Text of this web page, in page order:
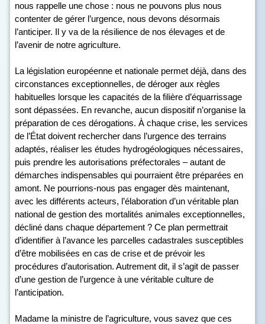
nous rappelle une chose : nous ne pouvons plus nous
contenter de gérer l’urgence, nous devons désormais
l’anticiper. Il y va de la résilience de nos élevages et de
l’avenir de notre agriculture.
La législation européenne et nationale permet déjà, dans des
circonstances exceptionnelles, de déroger aux règles
habituelles lorsque les capacités de la filière d’équarrissage
sont dépassées. En revanche, aucun dispositif n’organise la
préparation de ces dérogations. À chaque crise, les services
de l’État doivent rechercher dans l’urgence des terrains
adaptés, réaliser les études hydrogéologiques nécessaires,
puis prendre les autorisations préfectorales – autant de
démarches indispensables qui pourraient être préparées en
amont. Ne pourrions-nous pas engager dès maintenant,
avec les différents acteurs, l’élaboration d’un véritable plan
national de gestion des mortalités animales exceptionnelles,
décliné dans chaque département ? Ce plan permettrait
d’identifier à l’avance les parcelles cadastrales susceptibles
d’être mobilisées en cas de crise et de prévoir les
procédures d’autorisation. Autrement dit, il s’agit de passer
d’une gestion de l’urgence à une véritable culture de
l’anticipation.
Madame la ministre de l’agriculture, vous savez que ces